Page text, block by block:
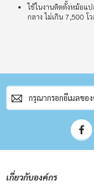
ใช้ในงานติดตั้งหม้อแ
กลาง ไม่เกิน 7,500 โ
สมัคร
สมาชิก
จดหมาย
เกี่ยวกับองค์กร